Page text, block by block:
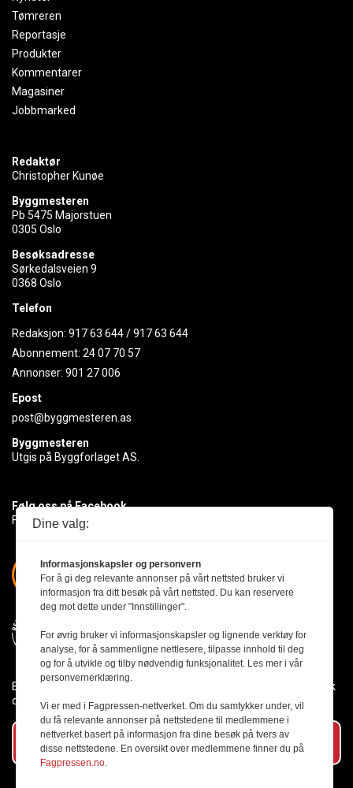
Tømreren
Reportasje
Produkter
Kommentarer
Magasiner
Jobbmarked
Redaktør
Christopher Kunøe
Byggmesteren
Pb 5475 Majorstuen
0305 Oslo
Besøksadresse
Sørkedalsveien 9
0368 Oslo
Telefon
Redaksjon: 917 63 644/917 63 644
Abonnement: 24 07 70 57
Annonser: 901 27 006
Epost
post@byggmesteren.as
Byggmesteren
Utgis på Byggforlaget AS.
Følg oss på Facebook
Få med deg det siste innen byggebransjen
Byggmesteren følger Vær Varsom-plakaten og presseetikken slik
den er nedfelt i Redaktørplakaten.
Abonner på vårt nyhetsbrev
Dine valg:
Informasjonskapsler og personvern
For å gi deg relevante annonser på vårt nettsted bruker vi
informasjon fra ditt besøk på vårt nettsted. Du kan reservere
deg mot dette under "Innstillinger".
For øvrig bruker vi informasjonskapsler og lignende verktøy for
analyse, for å sammenligne nettlesere, tilpasse innhold til deg
og for å utvikle og tilby nødvendig funksjonalitet. Les mer i vår
personvernerklæring.
Vi er med i Fagpressen-nettverket. Om du samtykker under, vil
du få relevante annonser på nettstedene til medlemmene i
nettverket basert på informasjon fra dine besøk på tvers av
disse nettstedene. En oversikt over medlemmene finner du på
Fagpressen.no.